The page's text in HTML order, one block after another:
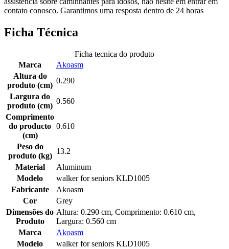
contato conosco. Garantimos uma resposta dentro de 24 horas
Ficha Técnica
Ficha tecnica do produto
Marca
Akoasm
Altura do
produto (cm)
0.290
Largura do
produto (cm)
0.560
Comprimento
do producto
(cm)
0.610
Peso do
produto (kg)
13.2
Material
Aluminum
Modelo
walker for seniors KLD1005
Fabricante
Akoasm
Cor
Grey
Dimensões do
Produto
Altura: 0.290 cm, Comprimento: 0.610 cm,
Largura: 0.560 cm
Marca
Akoasm
Modelo
walker for seniors KLD1005